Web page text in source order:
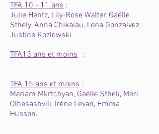
TFA 10 - 11 ans :
Julie Hentz, Lily-Rose Walter, Gaëlle
Sthely, Anna Chikalau, Lena Gonzalvez,
Justine Kozlowski
TFA13 ans et moins :
TFA 15 ans et moins :
Mariam Mkrtchyan, Gaëlle Stheli, Meri
Olhesashvili, Irène Levan, Emma
Husson.